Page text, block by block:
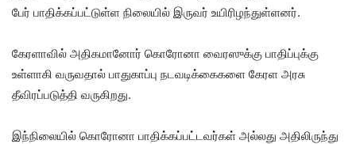
பேர் பாதிக்கப்பட்டுள்ள நிலையில் இருவர் உயிரிழந்துள்ளனர்.
கேரளாவில் அதிகமானோர் கொரோனா வைரஸுக்கு பாதிப்புக்கு
உள்ளாகி வருவதால் பாதுகாப்பு நடவடிக்கைகளை கேரள அரசு
தீவிரப்படுத்தி வருகிறது.
இந்நிலையில் கொரோனா பாதிக்கப்பட்டவர்கள் அல்லது அதிலிருந்து